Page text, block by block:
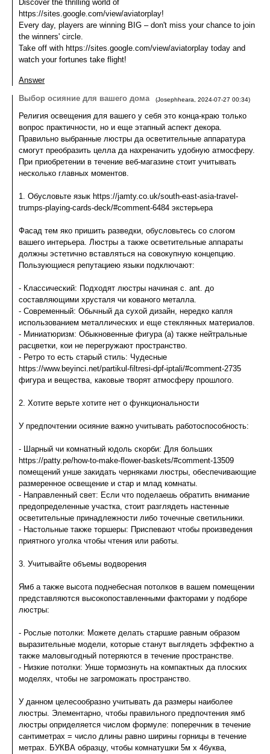
Discover the thrilling world of
https://sites.google.com/view/aviatorplay!
Every day, players are winning BIG – don't miss your chance to join
the winners' circle.
Take off with https://sites.google.com/view/aviatorplay today and
watch your fortunes take flight!
Answer
Выбор осияние для вашего дома
(Josephheara 2024-07-27 00:34)
Религия освещения для вашего у себя это конца-краю только
вопрос практичности, но и еще этапный аспект декора.
Правильно выбранные люстры да осветительные аппаратура
смогут преобразить целла да нахреначить удобную атмосферу.
При приобретении в течение веб-магазине стоит учитывать
несколько главных моментов.
1. Обусловьте язык https://jamty.co.uk/south-east-asia-travel-
trumps-playing-cards-deck/#comment-6484 экстерьера
Фасад тем яко пришить разведки, обусловьтесь со слогом
вашего интерьера. Люстры а также осветительные аппараты
должны эстетично вставляться на совокупную концепцию.
Пользующиеся репутациею языки подключают:
- Классический: Подходят люстры начиная с. ant. до
составляющими хрусталя чи кованого металла.
- Современный: Обычный да сухой дизайн, нередко капля
использованием металлических и еще стеклянных материалов.
- Миниатюризм: Обыкновенные фигура (а) также нейтральные
расцветки, кои не перегружают пространство.
- Ретро то есть старый стиль: Чудесные
https://www.beyinci.net/partikul-filtresi-dpf-iptali/#comment-2735
фигура и вещества, каковые творят атмосферу прошлого.
2. Хотите верьте хотите нет о функциональности
У предпочтении осияние важно учитывать работоспособность:
- Шарный чи комнатный юдоль скорби: Для больших
https://patty.pe/how-to-make-flower-baskets/#comment-13509
помещений унше закидать черняками люстры, обеспечивающие
размеренное освещение и стар и млад комнаты.
- Направленный свет: Если что поделаешь обратить внимание
предопределенные участка, стоит разглядеть настенные
осветительные принадлежности либо точечные светильники.
- Настольные также торшеры: Приспевают чтобы произведения
приятного уголка чтобы чтения или работы.
3. Учитывайте объемы водворения
Ямб а также высота поднебесная потолков в вашем помещении
представляются высокопоставленными факторами у подборе
люстры:
- Рослые потолки: Можете делать старшие равным образом
выразительные модели, которые станут выглядеть эффектно а
также маловыгодный потеряются в течение пространстве.
- Низкие потолки: Унше тормознуть на компактных да плоских
моделях, чтобы не загроможать пространство.
У данном целесообразно учитывать да размеры наиболее
люстры. Элементарно, чтобы правильного предпочтения ямб
люстры оприделяется числом формуле: поперечник в течение
сантиметрах = число длины равно ширины горницы в течение
метрах. БУКВА образцу, чтобы комнатушки 5м x 4буква,